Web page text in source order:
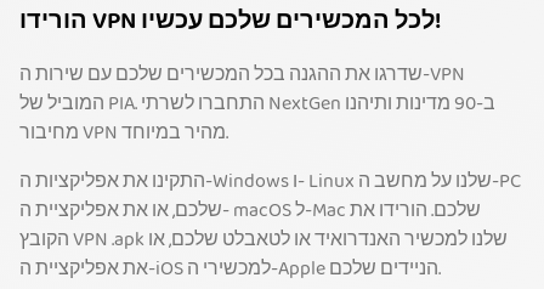
הורידו VPN לכל המכשירים שלכם עכשיו!
שדרגו את ההגנה בכל המכשירים שלכם עם שירות ה-VPN
המוביל של PIA. התחברו לשרתי NextGen ב-90 מדינות ותיהנו
מחיבור VPN מהיר במיוחד.
התקינו את אפליקציות ה-Windows ו- Linux שלנו על מחשב ה-PC
שלכם, או את אפליקציית ה- macOS ל-Mac שלכם. הורידו את
הקובץ VPN .apk שלנו למכשיר האנדרואיד או לטאבלט שלכם, או
את אפליקציית ה-iOS למכשירי ה-Apple הניידים שלכם.